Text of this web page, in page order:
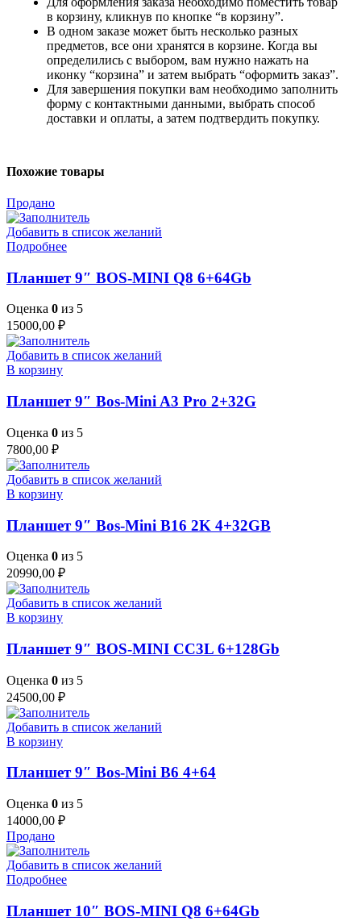
в корзину, кликнув по кнопке “в корзину”.
В одном заказе может быть несколько разных
предметов, все они хранятся в корзине. Когда вы
определились с выбором, вам нужно нажать на
иконку “корзина” и затем выбрать “оформить заказ”.
Для завершения покупки вам необходимо заполнить
форму с контактными данными, выбрать способ
доставки и оплаты, а затем подтвердить покупку.
Похожие товары
Продано
Добавить в список желаний
Подробнее
Планшет 9″ BOS-MINI Q8 6+64Gb
Оценка 0 из 5
15000,00 ₽
Добавить в список желаний
В корзину
Планшет 9″ Bos-Mini A3 Pro 2+32G
Оценка 0 из 5
7800,00 ₽
Добавить в список желаний
В корзину
Планшет 9″ Bos-Mini B16 2K 4+32GB
Оценка 0 из 5
20990,00 ₽
Добавить в список желаний
В корзину
Планшет 9″ BOS-MINI CC3L 6+128Gb
Оценка 0 из 5
24500,00 ₽
Добавить в список желаний
В корзину
Планшет 9″ Bos-Mini B6 4+64
Оценка 0 из 5
14000,00 ₽
Продано
Добавить в список желаний
Подробнее
Планшет 10″ BOS-MINI Q8 6+64Gb